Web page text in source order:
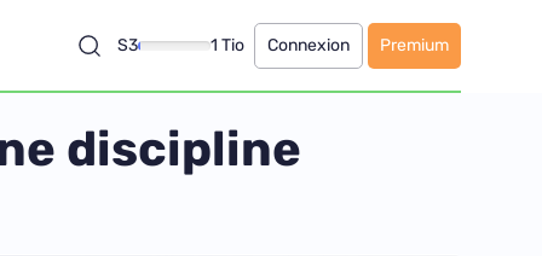
S3 1 Tio Connexion Premium
discipline